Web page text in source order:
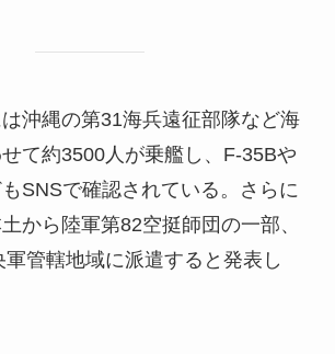
は沖縄の第31海兵遠征部隊など海
て約3500人が乗艦し、F-35Bや
SNSで確認されている。さらに
から陸軍第82空挺師団の一部、
管轄地域に派遣すると発表し